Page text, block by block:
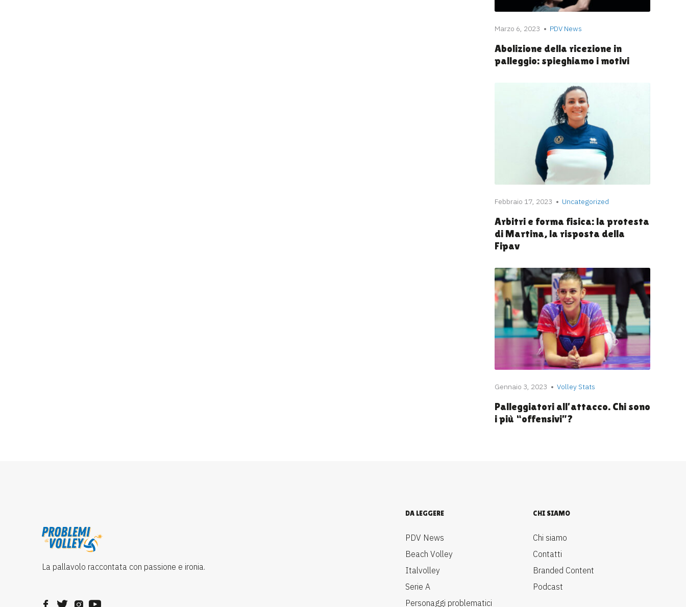
Marzo 6, 2023 PDV News
Abolizione della ricezione in
palleggio: spieghiamo i motivi
Febbraio 17, 2023 Uncategorized
Arbitri e forma fisica: la protesta
di Martina, la risposta della
Fipav
Gennaio 3, 2023 Volley Stats
Palleggiatori all’attacco. Chi sono
i più “offensivi”?
La pallavolo raccontata con passione e ironia.
DA LEGGERE
PDV News
Beach Volley
Italvolley
Serie A
Personaggi problematici
CHI SIAMO
Chi siamo
Contatti
Branded Content
Podcast